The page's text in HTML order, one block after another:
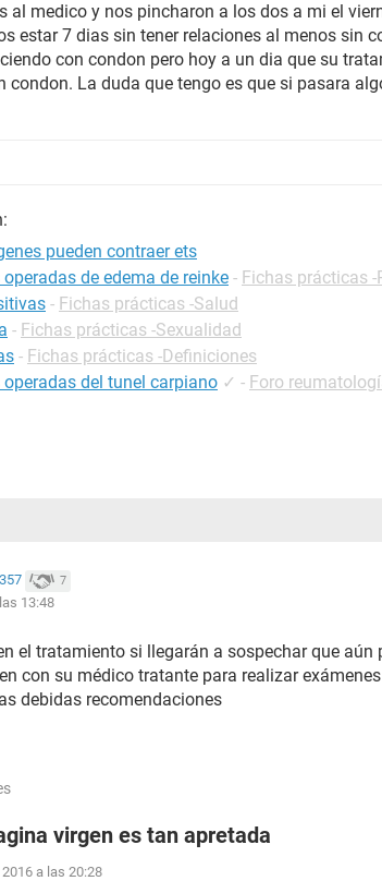
al medico y nos pincharon a los dos a mi el
estar 7 dias sin tener relaciones al menos sin
con condon pero hoy a un dia que su
condon. La duda que tengo es que si pasara
pueden contraer ets
de edema de reinke - Fichas prácticas
- Fichas prácticas -Salud
- Fichas prácticas -Sexualidad
- Fichas prácticas -Definiciones
operadas del tunel carpiano ✓ - Foro
7
13:48
el tratamiento si llegarán a sospechar que aún
con su médico tratante para realizar
debidas recomendaciones
virgen es tan apretada
2016 a las 20:28